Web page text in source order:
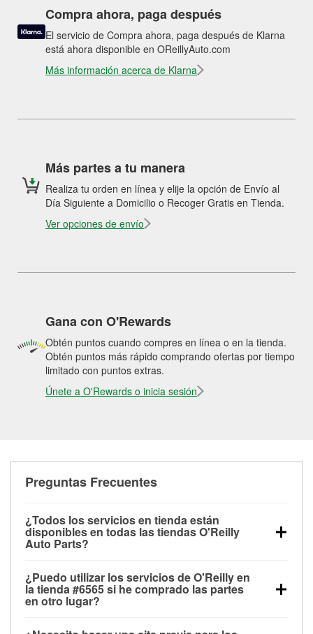
Compra ahora, paga después
El servicio de Compra ahora, paga después de Klarna
está ahora disponible en OReillyAuto.com
Más información acerca de Klarna
Más partes a tu manera
Realiza tu orden en línea y elije la opción de Envío al
Día Siguiente a Domicilio o Recoger Gratis en Tienda.
Ver opciones de envío
Gana con O'Rewards
Obtén puntos cuando compres en línea o en la tienda.
Obtén puntos más rápido comprando ofertas por tiempo
limitado con puntos extras.
Únete a O'Rewards o inicia sesión
Preguntas Frecuentes
¿Todos los servicios en tienda están
disponibles en todas las tiendas O'Reilly
Auto Parts?
las pruebas de batería, pruebas de alternador y
motor de arranque, revisión de la luz “Check Engine”
con O'Reilly VeriScan® e instalación de
limpiaparabrisas o bombillas, están disponibles en
¿Puedo utilizar los servicios de O'Reilly en
la tienda #6565 si he comprado las partes
en otro lugar?